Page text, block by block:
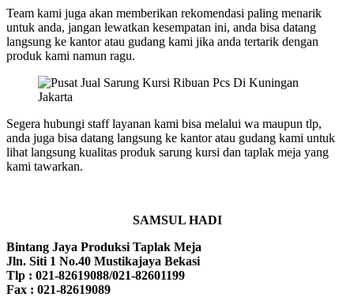
Team kami juga akan memberikan rekomendasi paling menarik
untuk anda, jangan lewatkan kesempatan ini, anda bisa datang
langsung ke kantor atau gudang kami jika anda tertarik dengan
produk kami namun ragu.
Segera hubungi staff layanan kami bisa melalui wa maupun tlp,
anda juga bisa datang langsung ke kantor atau gudang kami untuk
lihat langsung kualitas produk sarung kursi dan taplak meja yang
kami tawarkan.
SAMSUL HADI
Bintang Jaya Produksi Taplak Meja
Jln. Siti 1 No.40 Mustikajaya Bekasi
Tlp : 021-82619088/021-82601199
Fax : 021-82619089